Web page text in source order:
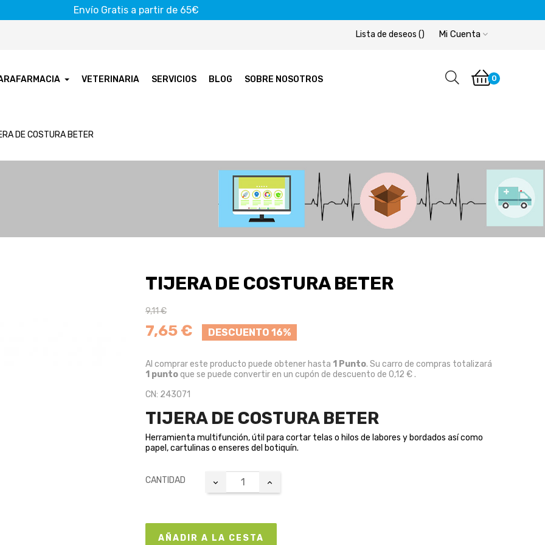
Envío Gratis a partir de 65€
Mi Cuenta
Lista de deseos ()
VETERINARIA SERVICIOS BLOG SOBRE NOSOTROS 0
DE COSTURA BETER
TIJERA DE COSTURA BETER
9,11 €
7,65 € DESCUENTO 16%
Al comprar este producto puede obtener hasta 1 Punto. Su carro de compras totalizará
1 puntoque se puede convertir en un cupón de descuento de 0,12 €.
CN: 243071
TIJERA DE COSTURA BETER
Herramienta multifunción, útil para cortar telas o hilos de labores y bordados así como
papel, cartulinas o enseres del botiquín.
CANTIDAD
AÑADIR A LA CESTA